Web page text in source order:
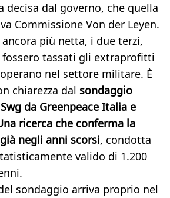
decisa dal governo, che quella
Commissione Von der Leyen.
più netta, i due terzi,
fossero tassati gli extraprofitti
nel settore militare. È
chiarezza dal sondaggio
da Greenpeace Italia e
ricerca che conferma la
negli anni scorsi, condotta
valido di 1.200
sondaggio arriva proprio nel